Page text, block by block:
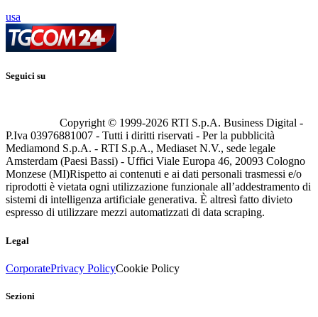
usa
Seguici su
Copyright © 1999-2026 RTI S.p.A. Business Digital -
P.Iva 03976881007 - Tutti i diritti riservati - Per la pubblicità
Mediamond S.p.A. - RTI S.p.A., Mediaset N.V., sede legale
Amsterdam (Paesi Bassi) - Uffici Viale Europa 46, 20093 Cologno
Monzese (MI)Rispetto ai contenuti e ai dati personali trasmessi e/o
riprodotti è vietata ogni utilizzazione funzionale all’addestramento di
sistemi di intelligenza artificiale generativa. È altresì fatto divieto
espresso di utilizzare mezzi automatizzati di data scraping.
Legal
CorporatePrivacy PolicyCookie Policy
Sezioni